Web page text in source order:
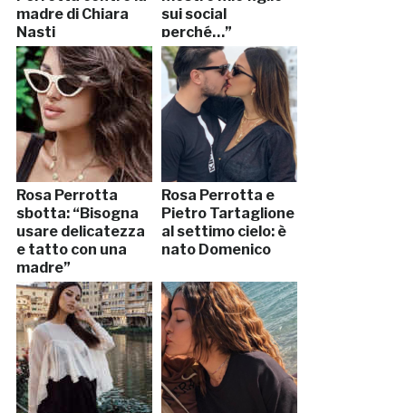
madre di Chiara
Nasti
sui social
perché…”
Rosa Perrotta
sbotta: “Bisogna
usare delicatezza
e tatto con una
madre”
Rosa Perrotta e
Pietro Tartaglione
al settimo cielo: è
nato Domenico